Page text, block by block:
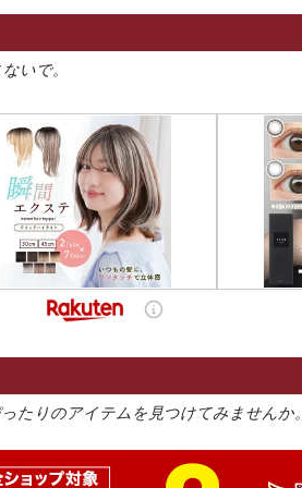
いで。
たりのアイテムを見つけてみませんか。